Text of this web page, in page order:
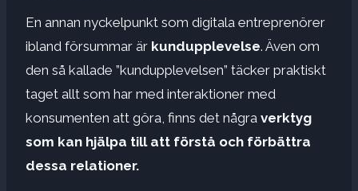
En annan nyckelpunkt som digitala entreprenörer
ibland försummar är kundupplevelse. Även om
den så kallade ”kundupplevelsen” täcker praktiskt
taget allt som har med interaktioner med
konsumenten att göra, finns det några verktyg
som kan hjälpa till att förstå och förbättra
dessa relationer.